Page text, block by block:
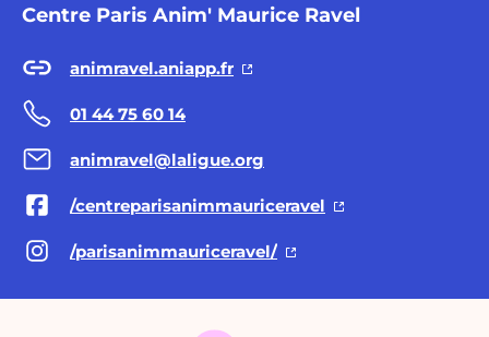
Centre Paris Anim' Maurice Ravel
animravel.aniapp.fr
01 44 75 60 14
animravel@laligue.org
/centreparisanimmauriceravel
/parisanimmauriceravel/